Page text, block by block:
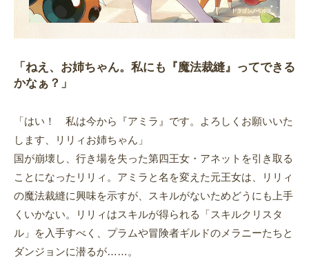
「ねえ、お姉ちゃん。私にも『魔法裁縫』ってできる
かなぁ？」
「はい！ 私は今から『アミラ』です。よろしくお願いいた
します、リリィお姉ちゃん」
国が崩壊し、行き場を失った第四王女・アネットを引き取る
ことになったリリィ。アミラと名を変えた元王女は、リリィ
の魔法裁縫に興味を示すが、スキルがないためどうにも上手
くいかない。リリィはスキルが得られる「スキルクリスタ
ル」を入手すべく、プラムや冒険者ギルドのメラニーたちと
ダンジョンに潜るが……。